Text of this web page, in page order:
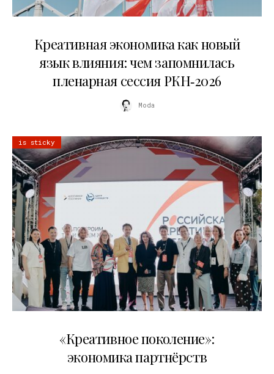
Креативная экономика как новый
язык влияния: чем запомнилась
пленарная сессия РКН‑2026
Moda
is sticky
«Креативное поколение»:
экономика партнёрств